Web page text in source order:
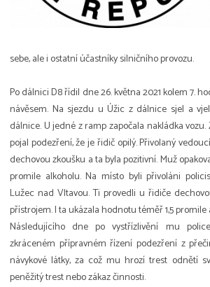
sebe, ale i ostatní účastníky silničního provozu.
Po dálnici D8 řídil dne 26. května 2021 kolem 7.
návěsem. Na sjezdu u Úžic z dálnice sjel a
dálnice. U jedné z ramp započala nakládka
pojal podezření, že je řidič opilý. Přivolaný
dechovou zkoušku a ta byla pozitivní. Muž
promile alkoholu. Na místo byli přivoláni
Lužec nad Vltavou. Ti provedli u řidiče
přístrojem. I ta ukázala hodnotu téměř 1,5 promile
Následujícího dne po vystřízlivění mu
zkráceném přípravném řízení podezření z
návykové látky, za což mu hrozí trest odnětí
peněžitý trest nebo zákaz činnosti.